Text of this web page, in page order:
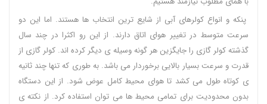
پنکه و انواع کولرهای آبی از شایع ترین انتخاب ها هستند. اما این دو
سرعت متوسط در تغییر هوای اتاق دارند. از این رو اکثرا در چند سال
گذشته کولر گازی را جایگزین هر گونه وسیله ی دیگر کرده اند. کولر گازی از
قدرت و سرعت بسیار بالایی برخوردار می باشد. به طوری که تنها چند ثانیه
ی کوتاه طول می کشد تا هوای محیط کامل عوض شود. از این دستگاه
بدون محدودیت برای تمامی محیط ها می توان استفاده کرد. از نکته ی